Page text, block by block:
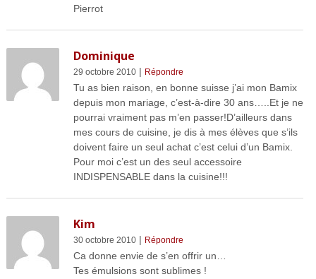
Pierrot
Dominique
29 octobre 2010| Répondre
Tu as bien raison, en bonne suisse j’ai mon Bamix
depuis mon mariage, c’est-à-dire 30 ans…..Et je ne
pourrai vraiment pas m’en passer!D’ailleurs dans
mes cours de cuisine, je dis à mes élèves que s’ils
doivent faire un seul achat c’est celui d’un Bamix.
Pour moi c’est un des seul accessoire
INDISPENSABLE dans la cuisine!!!
Kim
30 octobre 2010| Répondre
Ca donne envie de s’en offrir un…
Tes émulsions sont sublimes !